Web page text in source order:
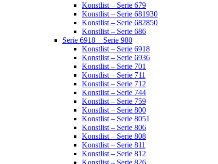
Konstlist – Serie 679
Konstlist – Serie 681930
Konstlist – Serie 682850
Konstlist – Serie 686
Serie 6918 – Serie 980
Konstlist – Serie 6918
Konstlist – Serie 6936
Konstlist – Serie 701
Konstlist – Serie 711
Konstlist – Serie 712
Konstlist – Serie 744
Konstlist – Serie 759
Konstlist – Serie 800
Konstlist – Serie 8051
Konstlist – Serie 806
Konstlist – Serie 808
Konstlist – Serie 811
Konstlist – Serie 812
Konstlist – Serie 826